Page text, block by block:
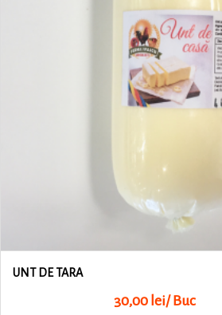
UNT DE TARA
30,00 lei/ Buc